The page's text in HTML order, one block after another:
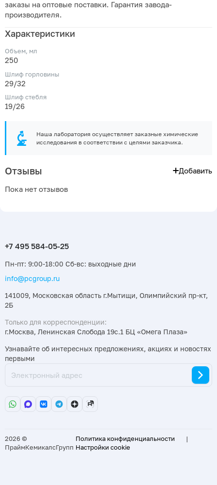
заказы на оптовые поставки. Гарантия завода-
производителя.
Характеристики
Объем, мл
250
Шлиф горловины
29/32
Шлиф стебля
19/26
Наша лаборатория осуществляет заказные химические
исследования в соответствии с целями заказчика.
Отзывы Добавить
Пока нет отзывов
Пн-пт: 9:00-18:00 Сб-вс: выходные дни
info@pcgroup.ru
141009, Московская область г.Мытищи, Олимпийский пр-кт,
2Б
Только для корреспонденции:
г.Москва, Ленинская Слобода 19с.1 БЦ «Омега Плаза»
Узнавайте об интересных предложениях, акциях и новостях
первыми
2026 ©
ПраймКемикалсГрупп
Политика конфиденциальности
|
Настройки cookie